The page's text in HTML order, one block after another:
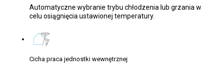
Automatyczne wybranie trybu chłodzenia lub grzania w
celu osiągnięcia ustawionej temperatury.
Cicha praca jednostki wewnętrznej